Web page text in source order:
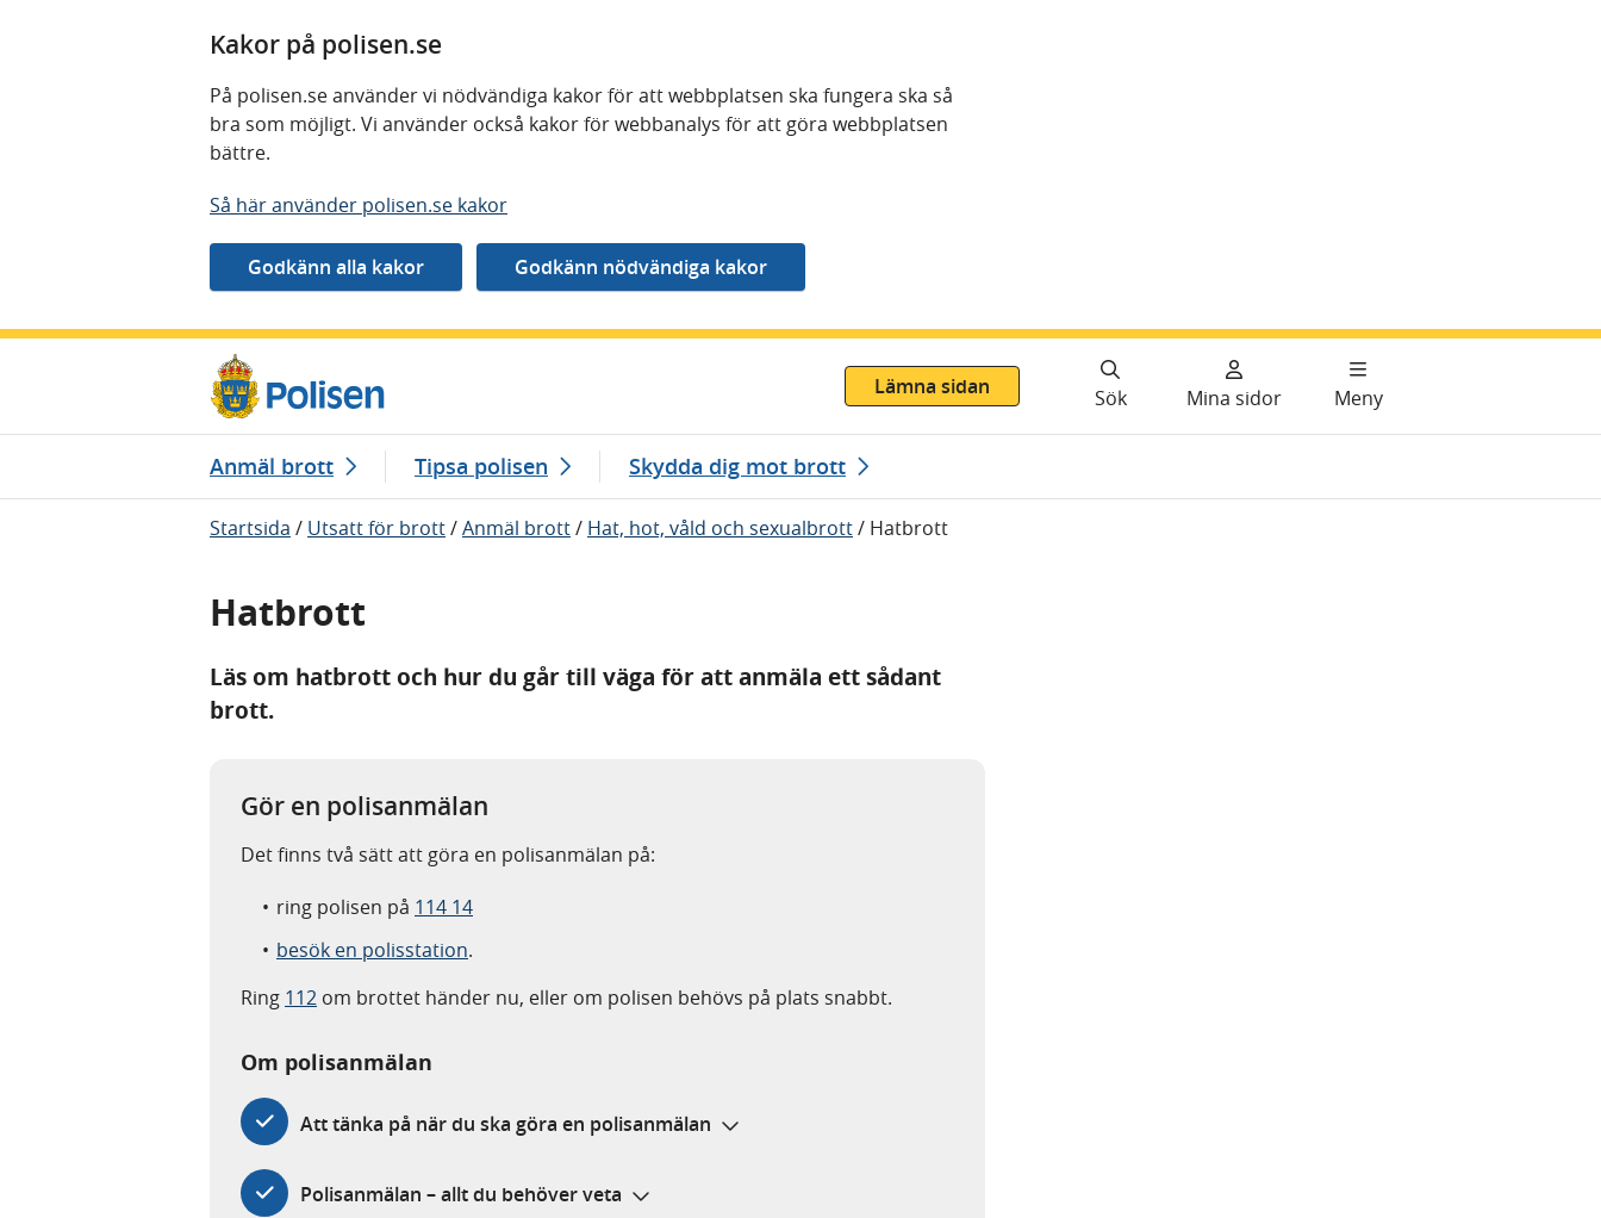
Kakor på polisen.se
På polisen.se använder vi nödvändiga kakor för att webbplatsen ska fungera ska så
bra som möjligt. Vi använder också kakor för webbanalys för att göra webbplatsen
bättre.
Så här använder polisen.se kakor
Lämna sidan
Sök Mina sidor Meny
Anmäl brott Tipsa polisen Skydda dig mot brott
Startsida / Utsatt för brott/Anmäl brott/ Hat, hot, våld och sexualbrott/ Hatbrott
Hatbrott
Läs om hatbrott och hur du går till väga för att anmäla ett sådant
brott.
Gör en polisanmälan
Det finns två sätt att göra en polisanmälan på:
ring polisen på 114 14
besök en polisstation.
Ring 112 om brottet händer nu, eller om polisen behövs på plats snabbt.
Om polisanmälan
Att tänka på när du ska göra en polisanmälan
Polisanmälan – allt du behöver veta